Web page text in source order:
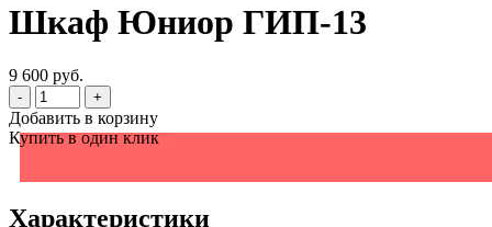
Шкаф Юниор ГИП-13
9 600 руб.
- +
Добавить в корзину
Купить в один клик
Характеристики